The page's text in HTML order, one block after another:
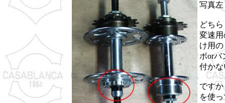
写真
どち
変速
け用
ボorバ
付か
です
を使